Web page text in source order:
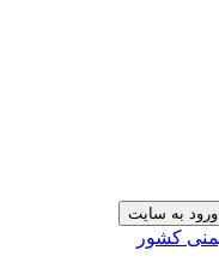
ورود به سایت